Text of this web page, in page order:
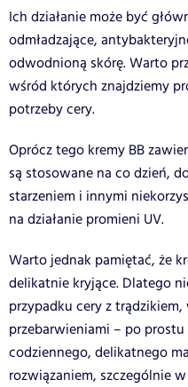
Ich działanie może być
odmładzające,
odwodnioną skórę. Warto
wśród których znajdziemy
potrzeby cery.
Oprócz tego kremy BB
są stosowane na co dzień,
starzeniem i innymi
na działanie promieni UV.
Warto jednak pamiętać, że
delikatnie kryjące. Dlatego
przypadku cery z
przebarwieniami – po
codziennego, delikatnego
rozwiązaniem, szczególnie